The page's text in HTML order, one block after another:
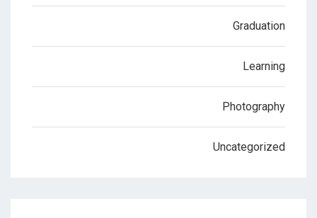
Graduation
Learning
Photography
Uncategorized